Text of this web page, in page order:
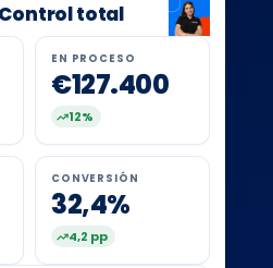
total
EN PROCESO
€127.400
12%
CONVERSIÓN
32,4%
4,2 pp